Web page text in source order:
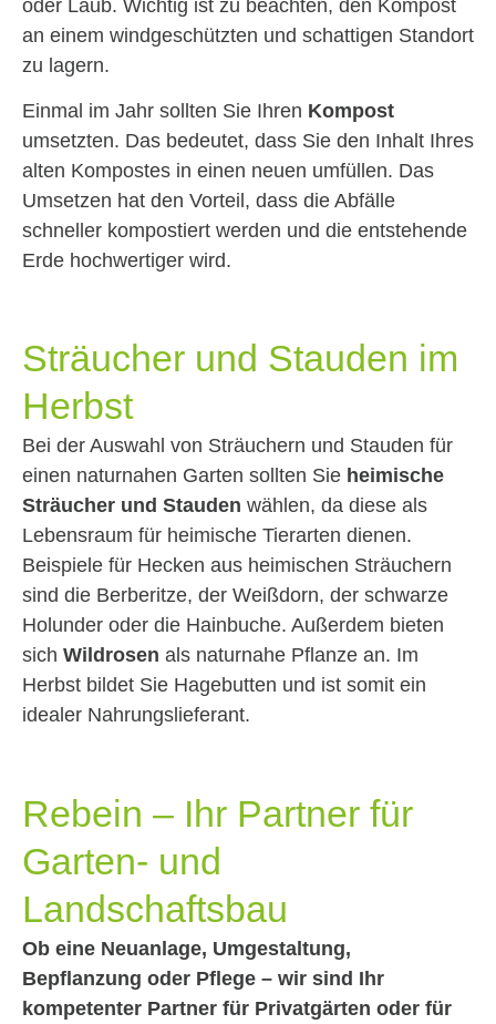
an einem windgeschützten und schattigen Standort
zu lagern.
Einmal im Jahr sollten Sie Ihren Kompost
umsetzten. Das bedeutet, dass Sie den Inhalt Ihres
alten Kompostes in einen neuen umfüllen. Das
Umsetzen hat den Vorteil, dass die Abfälle
schneller kompostiert werden und die entstehende
Erde hochwertiger wird.
Sträucher und Stauden im
Herbst
Bei der Auswahl von Sträuchern und Stauden für
einen naturnahen Garten sollten Sie heimische
Sträucher und Stauden wählen, da diese als
Lebensraum für heimische Tierarten dienen.
Beispiele für Hecken aus heimischen Sträuchern
sind die Berberitze, der Weißdorn, der schwarze
Holunder oder die Hainbuche. Außerdem bieten
sich Wildrosen als naturnahe Pflanze an. Im
Herbst bildet Sie Hagebutten und ist somit ein
idealer Nahrungslieferant.
Rebein – Ihr Partner für
Garten- und
Landschaftsbau
Ob eine Neuanlage, Umgestaltung,
Bepflanzung oder Pflege – wir sind Ihr
kompetenter Partner für Privatgärten oder für